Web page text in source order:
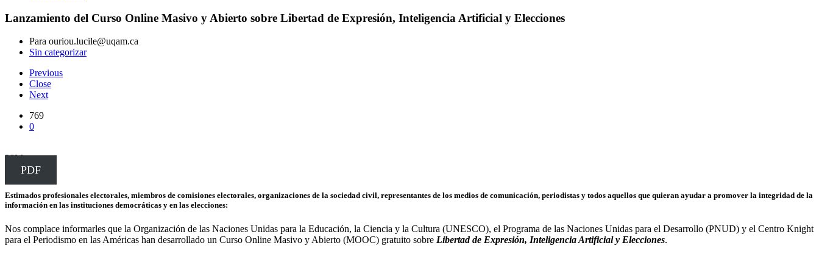
Lanzamiento del Curso Online Masivo y Abierto sobre Libertad de Expresión, Inteligencia Artificial y Elecciones
Para ouriou.lucile@uqam.ca
Sin categorizar
Previous
Close
Next
769
0
28Mar
PDF
Estimados profesionales electorales, miembros de comisiones electorales, organizaciones de la sociedad civil, representantes de los medios de comunicación, periodistas y todos aquellos que quieran ayudar a promover la integridad de la
información en las instituciones democráticas y en las elecciones:
Nos complace informarles que la Organización de las Naciones Unidas para la Educación, la Ciencia y la Cultura (UNESCO), el Programa de las Naciones Unidas para el Desarrollo (PNUD) y el Centro Knight
para el Periodismo en las Américas han desarrollado un Curso Online Masivo y Abierto (MOOC) gratuito sobre Libertad de Expresión, Inteligencia Artificial y Elecciones.